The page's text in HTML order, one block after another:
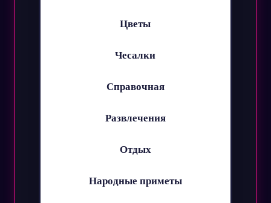
Цветы
Чесалки
Справочная
Развлечения
Отдых
Народные приметы